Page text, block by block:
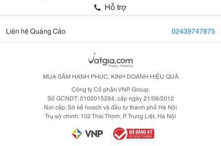
Hỗ trợ
Liên hệ Quảng Cáo 02439747875
MUA SẮM HẠNH PHÚC, KINH DOANH HIỆU QUẢ
Công ty Cổ phần VNP Group.
Số GCNDT: 0102015284, cấp ngày 21/06/2012
Nơi cấp: Sở kế hoạch và đầu tư thành phố Hà Nội
Trụ sở chính: 102 Thái Thịnh, P. Trung Liệt, Hà Nội